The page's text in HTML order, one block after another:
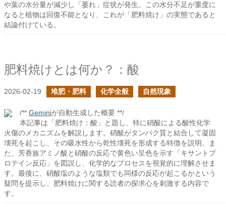
や葉の水分量が減少し「萎れ」症状が発生。この水分不足が重度に
なると植物は回復不能となり、これが「肥料焼け」の実態であると
結論付けている。
肥料焼けとは何か？：酸
2026-02-19 堆肥・肥料 化学全般 自然現象
/** Geminiが自動生成した概要 **/
本記事は「肥料焼け：酸」と題し、特に硝酸による酸性化学
火傷のメカニズムを解説します。硝酸がタンパク質と結合して凝固
壊死を起こし、その吸水性から乾性壊死を形成する特徴を説明。ま
た、芳香族アミノ酸と硝酸の反応で黄色い呈色を示す「キサントプ
ロテイン反応」を図説し、化学的なプロセスを視覚的に理解させま
す。最後に、硝酸塩のような塩類でも同様の反応が起こるかという
疑問を提示し、肥料焼けに関する読者の探求心を刺激する内容で
す。